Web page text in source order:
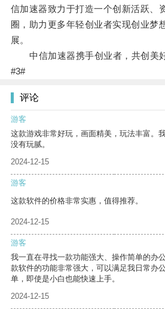
信加速器致力于打造一个创新活跃、
圈，助力更多年轻创业者实现创业梦
展。
中信加速器携手创业者，共创美好
#3#
评论
游客
这款游戏非常好玩，画面精美，玩法丰富。
没有玩腻。
2024-12-15
游客
这款软件的价格非常实惠，值得推荐。
2024-12-15
游客
我一直在寻找一款功能强大、操作简单的办
款软件的功能非常强大，可以满足我日常办
单，即使是小白也能快速上手。
2024-12-15